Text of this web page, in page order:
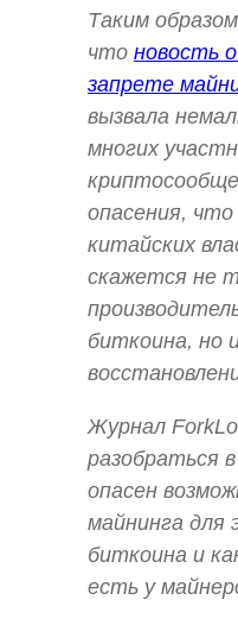
Таким
что новость
запрете
вызвала
многих
опасения,
китайских
скажется не
биткоина, но
Журнал
разобраться
опасен
майнинга для
биткоина и
есть у